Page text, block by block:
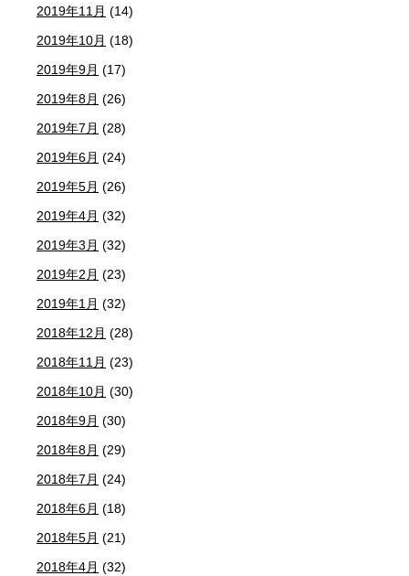
2019年11月 (14)
2019年10月 (18)
2019年9月 (17)
2019年8月 (26)
2019年7月 (28)
2019年6月 (24)
2019年5月 (26)
2019年4月 (32)
2019年3月 (32)
2019年2月 (23)
2019年1月 (32)
2018年12月 (28)
2018年11月 (23)
2018年10月 (30)
2018年9月 (30)
2018年8月 (29)
2018年7月 (24)
2018年6月 (18)
2018年5月 (21)
2018年4月 (32)